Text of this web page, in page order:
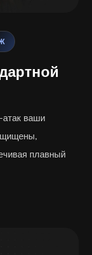
атак ваши
плавный